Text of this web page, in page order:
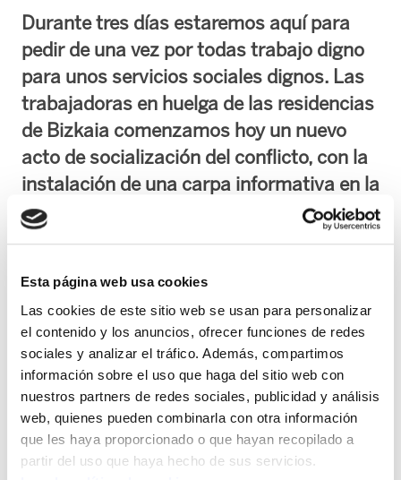
Esta página web usa cookies
Las cookies de este sitio web se usan para personalizar
el contenido y los anuncios, ofrecer funciones de redes
sociales y analizar el tráfico. Además, compartimos
información sobre el uso que haga del sitio web con
nuestros partners de redes sociales, publicidad y análisis
web, quienes pueden combinarla con otra información
que les haya proporcionado o que hayan recopilado a
partir del uso que haya hecho de sus servicios.
Durante tres días estaremos aquí para
pedir de una vez por todas trabajo digno
para unos servicios sociales dignos. Las
trabajadoras en huelga de las residencias
de Bizkaia comenzamos hoy un nuevo
acto de socialización del conflicto, con la
instalación de una carpa informativa en la
Plaza Arriaga, que comienza hoy y
finalizará el próximo domingo día 11 de
Con este acto queremos pedir una vez más a la
Diputación Foral de Bizkaia y a las patronales
del sector, que atiendan nuestras demandas,
incrementando las plantillas, reduciendo las
cargas de trabajo, mejorando las condiciones
de trabajo para garantizar a los usuarios una
asistencia mínima necesaria para que tengan la